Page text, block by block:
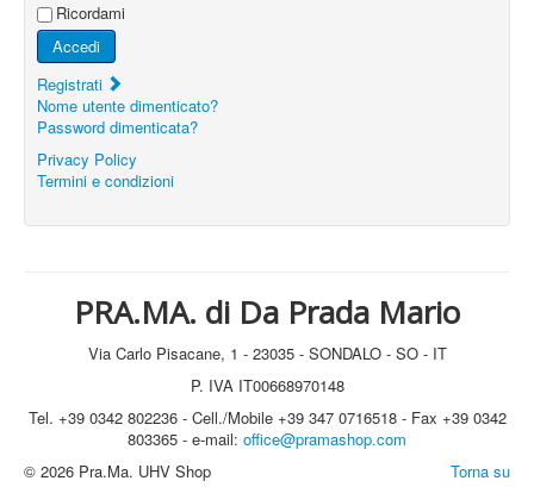
Ricordami
Accedi
Registrati
Nome utente dimenticato?
Password dimenticata?
Privacy Policy
Termini e condizioni
PRA.MA. di Da Prada Mario
Via Carlo Pisacane, 1 - 23035 - SONDALO - SO - IT
P. IVA IT00668970148
Tel. +39 0342 802236 - Cell./Mobile +39 347 0716518 - Fax +39 0342
803365 - e-mail: office@pramashop.com
Torna su
© 2026 Pra.Ma. UHV Shop